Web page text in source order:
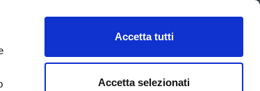
Accetta tutti
Accetta selezionati
CONTATTI URP SERVIZI ONLINE
Seguici su FacebookTwitterInstagram
LinkedIn